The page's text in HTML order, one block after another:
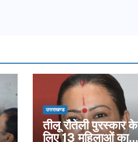
उत्तराखण्ड
तीलू रौतेली पुरस्कार के
लिए 13 महिलाओं का